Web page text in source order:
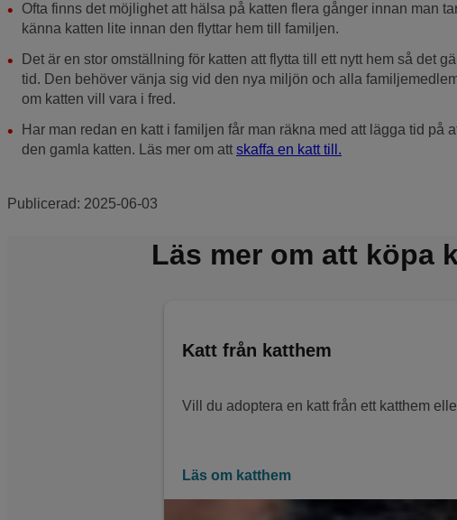
Ofta finns det möjlighet att hälsa på katten flera gånger innan man
känna katten lite innan den flyttar hem till familjen.
Det är en stor omställning för katten att flytta till ett nytt hem så det
tid. Den behöver vänja sig vid den nya miljön och alla
om katten vill vara i fred.
Har man redan en katt i familjen får man räkna med att lägga tid på
den gamla katten. Läs mer om att skaffa en katt till.
Publicerad: 2025-06-03
Läs mer om att köpa
Katt från katthem
Vill du adoptera en katt från ett katthem
Läs om katthem